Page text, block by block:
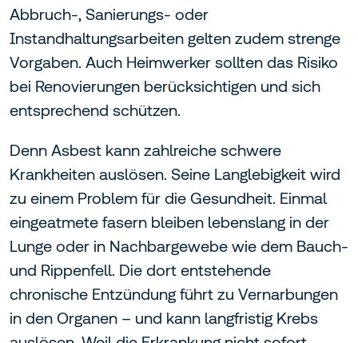
Abbruch-, Sanierungs- oder
Instandhaltungsarbeiten gelten zudem strenge
Vorgaben. Auch Heimwerker sollten das Risiko
bei Renovierungen berücksichtigen und sich
entsprechend schützen.
Denn Asbest kann zahlreiche schwere
Krankheiten auslösen. Seine Langlebigkeit wird
zu einem Problem für die Gesundheit. Einmal
eingeatmete fasern bleiben lebenslang in der
Lunge oder in Nachbargewebe wie dem Bauch-
und Rippenfell. Die dort entstehende
chronische Entzündung führt zu Vernarbungen
in den Organen – und kann langfristig Krebs